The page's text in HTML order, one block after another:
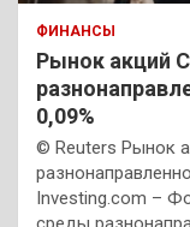
ФИНАНСЫ
Рынок акций
0,09%
© Reuters Рынок
Investing.com –